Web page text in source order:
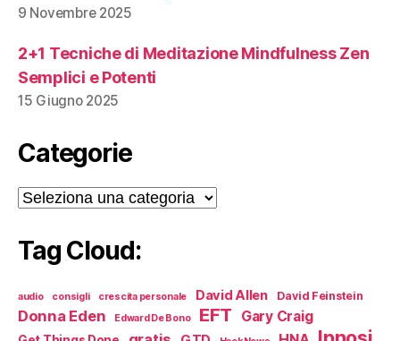
9 Novembre 2025
2+1 Tecniche di Meditazione Mindfulness Zen
Semplici e Potenti
15 Giugno 2025
Categorie
Categorie
Tag Cloud:
audio consigli crescita personale David Allen David Feinstein
Donna Eden Edward De Bono EFT Gary Craig